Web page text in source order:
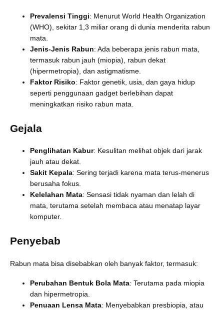
Prevalensi Tinggi: Menurut World Health Organization
(WHO), sekitar 1,3 miliar orang di dunia menderita rabun
mata.
Jenis-Jenis Rabun: Ada beberapa jenis rabun mata,
termasuk rabun jauh (miopia), rabun dekat
(hipermetropia), dan astigmatisme.
Faktor Risiko: Faktor genetik, usia, dan gaya hidup
seperti penggunaan gadget berlebihan dapat
meningkatkan risiko rabun mata.
Gejala
Penglihatan Kabur: Kesulitan melihat objek dari jarak
jauh atau dekat.
Sakit Kepala: Sering terjadi karena mata terus-menerus
berusaha fokus.
Kelelahan Mata: Sensasi tidak nyaman dan lelah di
mata, terutama setelah membaca atau menatap layar
komputer.
Penyebab
Rabun mata bisa disebabkan oleh banyak faktor, termasuk:
Perubahan Bentuk Bola Mata: Terutama pada miopia
dan hipermetropia.
Penuaan Lensa Mata: Menyebabkan presbiopia, atau